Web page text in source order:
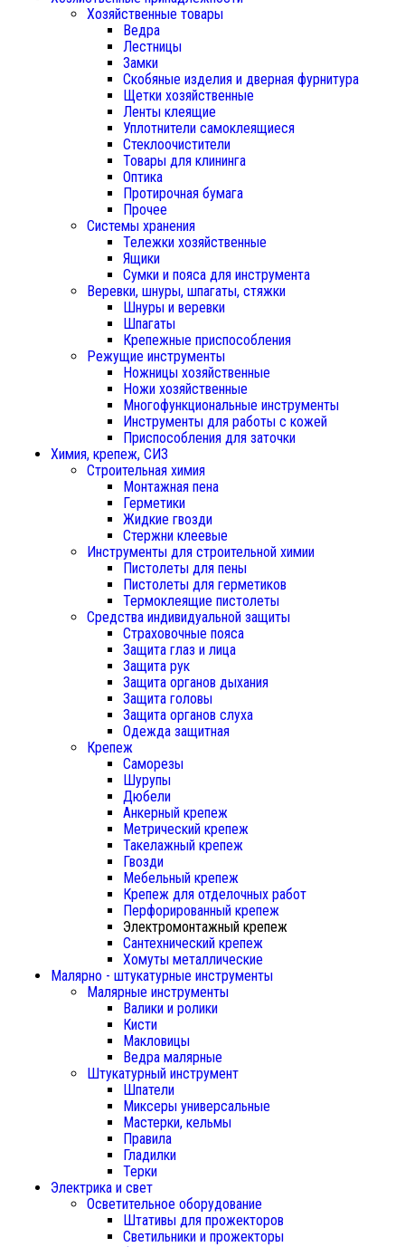
Хозяйственные товары
Ведра
Лестницы
Замки
Скобяные изделия и дверная фурнитура
Щетки хозяйственные
Ленты клеящие
Уплотнители самоклеящиеся
Стеклоочистители
Товары для клининга
Оптика
Протирочная бумага
Прочее
Системы хранения
Тележки хозяйственные
Ящики
Сумки и пояса для инструмента
Веревки, шнуры, шпагаты, стяжки
Шнуры и веревки
Шпагаты
Крепежные приспособления
Режущие инструменты
Ножницы хозяйственные
Ножи хозяйственные
Многофункциональные инструменты
Инструменты для работы с кожей
Приспособления для заточки
Химия, крепеж, СИЗ
Строительная химия
Монтажная пена
Герметики
Жидкие гвозди
Стержни клеевые
Инструменты для строительной химии
Пистолеты для пены
Пистолеты для герметиков
Термоклеящие пистолеты
Средства индивидуальной защиты
Страховочные пояса
Защита глаз и лица
Защита рук
Защита органов дыхания
Защита головы
Защита органов слуха
Одежда защитная
Крепеж
Саморезы
Шурупы
Дюбели
Анкерный крепеж
Метрический крепеж
Такелажный крепеж
Гвозди
Мебельный крепеж
Крепеж для отделочных работ
Перфорированный крепеж
Электромонтажный крепеж
Сантехнический крепеж
Хомуты металлические
Малярно - штукатурные инструменты
Малярные инструменты
Валики и ролики
Кисти
Макловицы
Ведра малярные
Штукатурный инструмент
Шпатели
Миксеры универсальные
Мастерки, кельмы
Правила
Гладилки
Терки
Электрика и свет
Осветительное оборудование
Штативы для прожекторов
Светильники и прожекторы